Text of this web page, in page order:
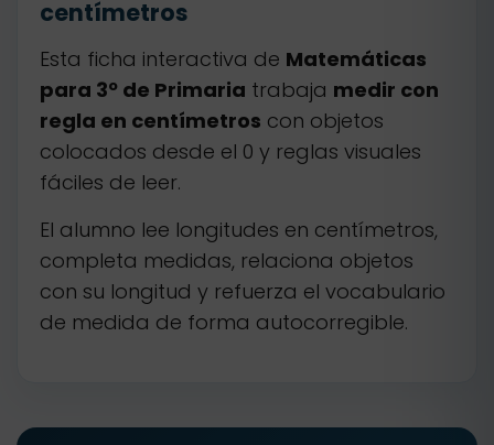
centímetros
Esta ficha interactiva de Matemáticas
para 3º de Primaria trabaja medir con
regla en centímetros con objetos
colocados desde el 0 y reglas visuales
fáciles de leer.
El alumno lee longitudes en centímetros,
completa medidas, relaciona objetos
con su longitud y refuerza el vocabulario
de medida de forma autocorregible.